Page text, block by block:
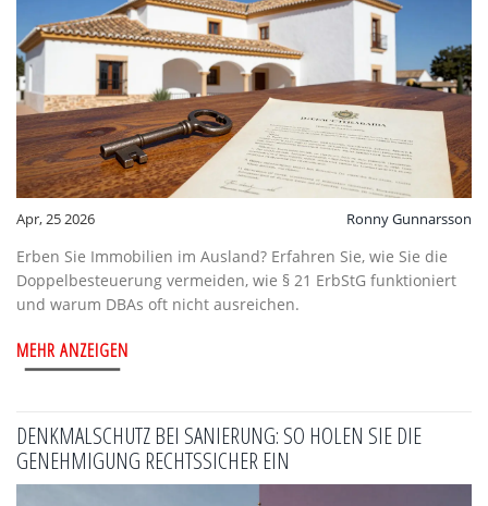
Apr, 25 2026 Ronny Gunnarsson
Erben Sie Immobilien im Ausland? Erfahren Sie, wie Sie die
Doppelbesteuerung vermeiden, wie § 21 ErbStG funktioniert
und warum DBAs oft nicht ausreichen.
MEHR ANZEIGEN
DENKMALSCHUTZ BEI SANIERUNG: SO HOLEN SIE DIE
GENEHMIGUNG RECHTSSICHER EIN